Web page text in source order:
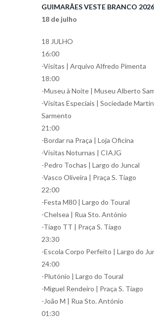
GUIMARÃES VESTE BRANCO 2026
18 de julho
18 JULHO
16:00
-Visitas | Arquivo Alfredo Pimenta
18:00
-Museu à Noite | Museu Alberto
-Visitas Especiais | Sociedade
Sarmento
21:00
-Bordar na Praça | Loja Oficina
-Visitas Noturnas | CIAJG
-Pedro Tochas | Largo do Juncal
-Vasco Oliveira | Praça S. Tiago
22:00
-Festa M80 | Largo do Toural
-Chelsea | Rua Sto. António
-Tiago TT | Praça S. Tiago
23:30
-Escola Corpo Perfeito | Largo do
24:00
-Plutónio | Largo do Toural
-Miguel Rendeiro | Praça S. Tiago
-João M | Rua Sto. António
01:30